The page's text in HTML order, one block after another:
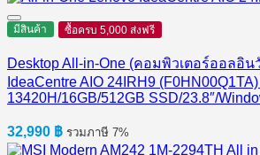
มีสินค้า ซื้อครบ 5,000 ส่งฟรี
Desktop All-in-One (คอมพิวเตอร์ออลอิน
IdeaCentre AIO 24IRH9
13420H/16GB/512GB SSD/23.8″/
32,990 ฿ รวมภาษี 7%